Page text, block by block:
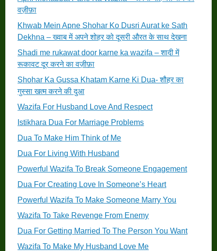
वज़ीफ़ा
Khwab Mein Apne Shohar Ko Dusri Aurat ke Sath
Dekhna – ख्वाब में अपने शोहर को दूसरी औरत के साथ देखना
Shadi me rukawat door karne ka wazifa – शादी में
रूकावट दूर करने का वज़ीफ़ा
Shohar Ka Gussa Khatam Karne Ki Dua- शौहर का
गुस्सा खत्म करने की दुआ
Wazifa For Husband Love And Respect
Istikhara Dua For Marriage Problems
Dua To Make Him Think of Me
Dua For Living With Husband
Powerful Wazifa To Break Someone Engagement
Dua For Creating Love In Someone’s Heart
Powerful Wazifa To Make Someone Marry You
Wazifa To Take Revenge From Enemy
Dua For Getting Married To The Person You Want
Wazifa To Make My Husband Love Me